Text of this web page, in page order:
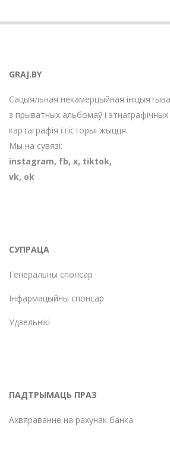
GRAJ.BY
Сацыяльная некамерцыйная
з прыватных альбомаў і
картаграфія і гісторыі жыцця.
Мы на сувязі:
instagram, fb, х, tiktok,
vk, ok
СУПРАЦА
Генеральны спонсар
Інфармацыйны спонсар
Удзельнікі
ПАДТРЫМАЦЬ ПРАЗ
Ахвяраванне на рахунак банка